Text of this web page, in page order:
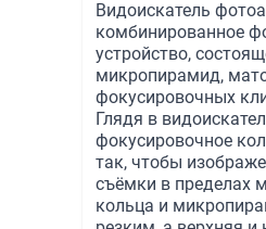
Видоискатель
комбинированное
устройство,
микропирамид,
фокусировочных
Глядя в
фокусировочное
так, чтобы
съёмки в пределах
кольца и